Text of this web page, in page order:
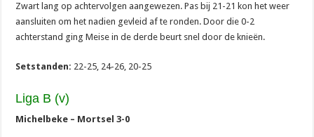
Zwart lang op achtervolgen aangewezen. Pas bij 21-21 kon het weer
aansluiten om het nadien gevleid af te ronden. Door die 0-2
achterstand ging Meise in de derde beurt snel door de knieën.
Setstanden: 22-25, 24-26, 20-25
Liga B (v)
Michelbeke – Mortsel 3-0